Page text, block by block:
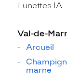
Lunettes IA
Val-de-
Arcueil
marne